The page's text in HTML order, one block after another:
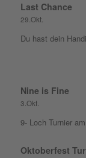
Last Chance
29.Okt.
Du hast dein
Nine is Fine
3.Okt.
9- Loch Turnier
Oktoberfest